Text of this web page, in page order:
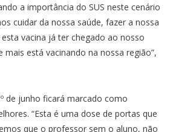
a importância do SUS neste cenário
cuidar da nossa saúde, fazer a nossa
vacina já ter chegado ao nosso
mais está vacinando na nossa região”,
de junho ficará marcado como
“Esta é uma dose de portas que
que o professor sem o aluno, não